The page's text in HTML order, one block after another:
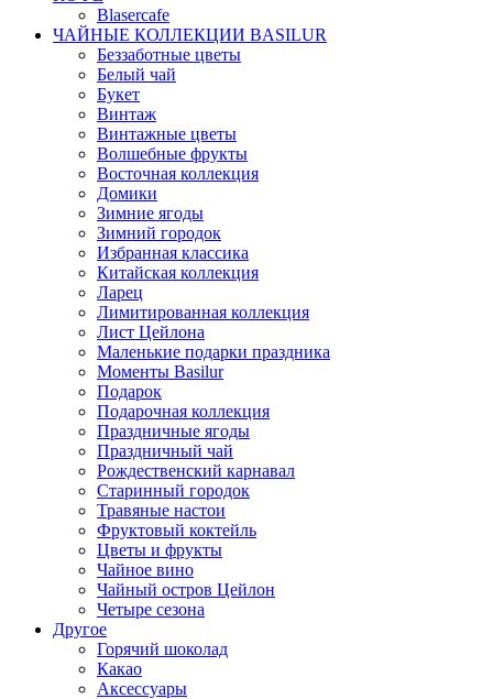
Blasercafe
ЧАЙНЫЕ КОЛЛЕКЦИИ BASILUR
Беззаботные цветы
Белый чай
Букет
Винтаж
Винтажные цветы
Волшебные фрукты
Восточная коллекция
Домики
Зимние ягоды
Зимний городок
Избранная классика
Китайская коллекция
Ларец
Лимитированная коллекция
Лист Цейлона
Маленькие подарки праздника
Моменты Basilur
Подарок
Подарочная коллекция
Праздничные ягоды
Праздничный чай
Рождественский карнавал
Старинный городок
Травяные настои
Фруктовый коктейль
Цветы и фрукты
Чайное вино
Чайный остров Цейлон
Четыре сезона
Другое
Горячий шоколад
Какао
Аксессуары